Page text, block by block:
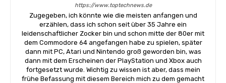
https://www.toptechnews.de
Zugegeben, ich könnte wie die meisten anfangen und
erzählen, dass ich schon seit über 35 Jahre ein
leidenschaftlicher Zocker bin und schon mitte der 80er mit
dem Commodore 64 angefangen habe zu spielen, später
dann mit PC, Atari und Nintendo groß geworden bin, was
dann mit dem Erscheinen der PlayStation und Xbox auch
fortgesetzt wurde. Wichtig zu wissen ist aber, dass mein
frühe Befassung mit diesem Bereich mich zu dem gemacht